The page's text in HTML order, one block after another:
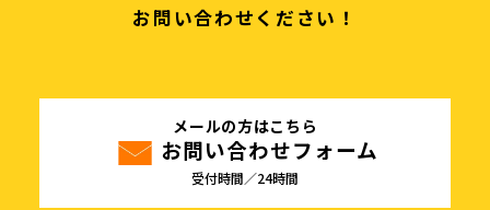
お問い合わせください！
メールの方はこちら
お問い合わせフォーム
受付時間／24時間